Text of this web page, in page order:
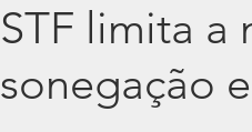
STF limita a
sonegação